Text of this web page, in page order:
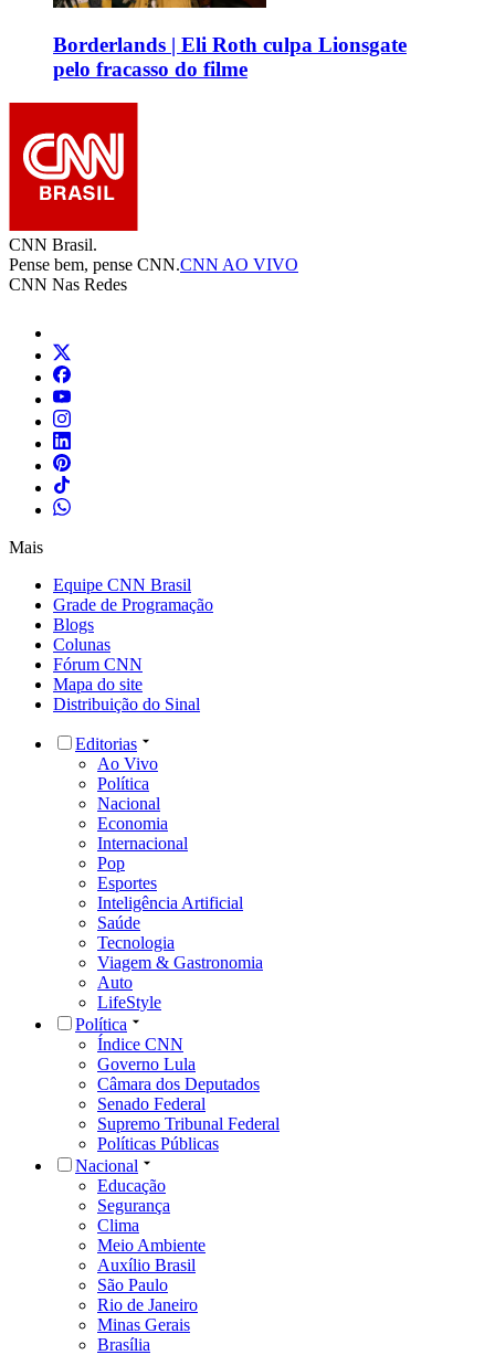
Borderlands | Eli Roth culpa Lionsgate
pelo fracasso do filme
CNN Brasil.
Pense bem, pense CNN.CNN AO VIVO
CNN Nas Redes
Mais
Equipe CNN Brasil
Grade de Programação
Blogs
Colunas
Fórum CNN
Mapa do site
Distribuição do Sinal
Editorias
Ao Vivo
Política
Nacional
Economia
Internacional
Pop
Esportes
Inteligência Artificial
Saúde
Tecnologia
Viagem & Gastronomia
Auto
LifeStyle
Política
Índice CNN
Governo Lula
Câmara dos Deputados
Senado Federal
Supremo Tribunal Federal
Políticas Públicas
Nacional
Educação
Segurança
Clima
Meio Ambiente
Auxílio Brasil
São Paulo
Rio de Janeiro
Minas Gerais
Brasília